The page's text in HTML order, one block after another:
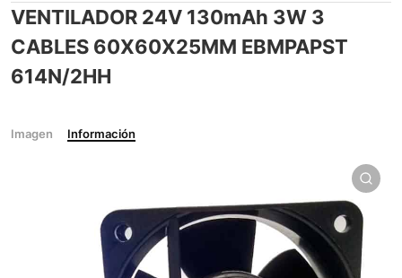
VENTILADOR 24V 130mAh 3W 3
CABLES 60X60X25MM EBMPAPST
614N/2HH
Imagen Información